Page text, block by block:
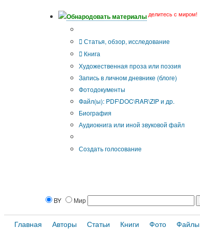
Обнародовать материалы делитесь с миром!
Статья, обзор, исследование
Книга
Художественная проза или поэзия
Запись в личном дневнике (блоге)
Фотодокументы
Файл(ы): PDF\DOC\RAR\ZIP и др.
Биография
Аудиокнига или иной звуковой файл
Создать голосование
BY Мир
Главная Авторы Статьи Книги Фото Файлы